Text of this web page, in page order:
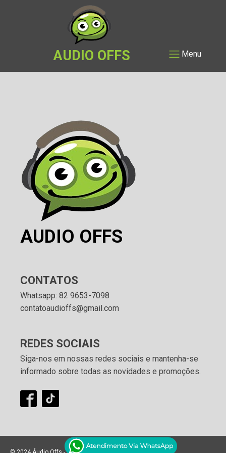
AUDIO OFFS Menu
AUDIO OFFS
CONTATOS
Whatsapp: 82 9653-7098
contatoaudioffs@gmail.com
REDES SOCIAIS
Siga-nos em nossas redes sociais e mantenha-se
informado sobre todas as novidades e promoções.